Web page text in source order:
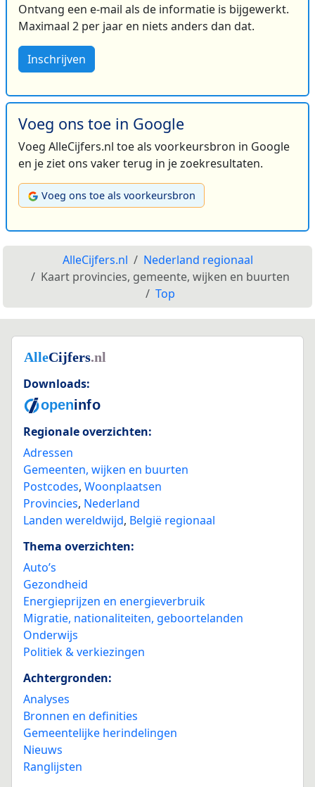
Ontvang een e-mail als de informatie is bijgewerkt.
Maximaal 2 per jaar en niets anders dan dat.
Inschrijven
Voeg ons toe in Google
Voeg AlleCijfers.nl toe als voorkeursbron in Google
en je ziet ons vaker terug in je zoekresultaten.
Voeg ons toe als voorkeursbron
AlleCijfers.nl
Nederland regionaal
Kaart provincies, gemeente, wijken en buurten
Top
Downloads:
Regionale overzichten:
Adressen
Gemeenten, wijken en buurten
Postcodes, Woonplaatsen
Provincies, Nederland
Landen wereldwijd, België regionaal
Thema overzichten:
Auto’s
Gezondheid
Energieprijzen en energieverbruik
Migratie, nationaliteiten, geboortelanden
Onderwijs
Politiek & verkiezingen
Achtergronden:
Analyses
Bronnen en definities
Gemeentelijke herindelingen
Nieuws
Ranglijsten